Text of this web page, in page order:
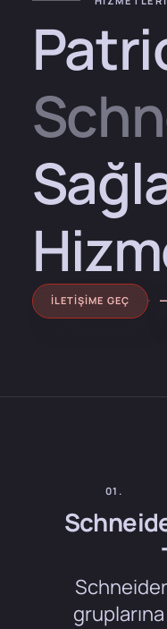
İLETIŞIME GEÇ
01.